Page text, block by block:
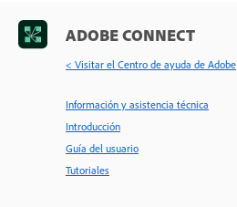
ADOBE CONNECT
< Visitar el Centro de ayuda de Adobe
Información y asistencia técnica
Introducción
Guía del usuario
Tutoriales